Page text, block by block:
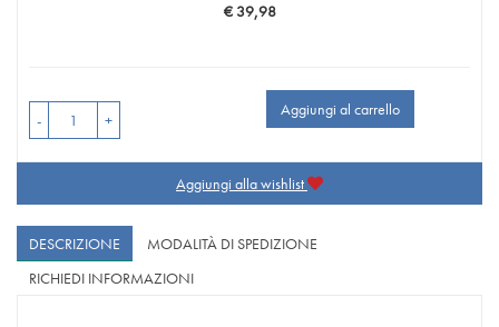
Prezzo
€ 39,98
- +
Aggiungi al carrello
Aggiungi alla wishlist
DESCRIZIONE
MODALITÀ DI SPEDIZIONE
RICHIEDI INFORMAZIONI